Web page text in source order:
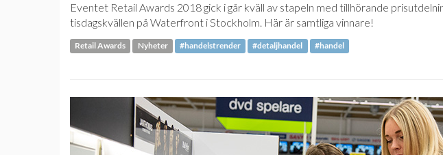
Eventet Retail Awards 2018 gick i går kväll av stapeln med tillhörande
tisdagskvällen på Waterfront i Stockholm. Här är samtliga vinnare!
Retail Awards Nyheter #handelstrender #detaljhandel #handel